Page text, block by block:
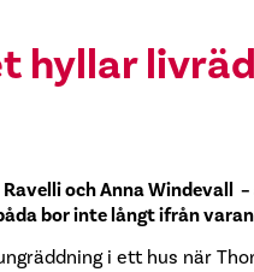
hyllar
och Anna Windevall
bor inte långt ifrån
i ett hus när